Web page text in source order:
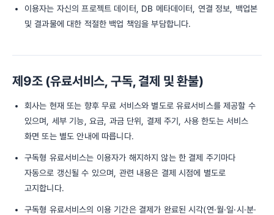
이용자는 자신의 프로젝트 데이터, DB 메타데이터, 연결 정보, 백업본
및 결과물에 대한 적절한 백업 책임을 부담합니다.
제9조 (유료서비스, 구독, 결제 및 환불)
회사는 현재 또는 향후 무료 서비스와 별도로 유료서비스를 제공할 수
있으며, 세부 기능, 요금, 과금 단위, 결제 주기, 사용 한도는 서비스
화면 또는 별도 안내에 따릅니다.
구독형 유료서비스는 이용자가 해지하지 않는 한 결제 주기마다
자동으로 갱신될 수 있으며, 관련 내용은 결제 시점에 별도로
고지합니다.
구독형 유료서비스의 이용 기간은 결제가 완료된 시각(연·월·일·시·분·